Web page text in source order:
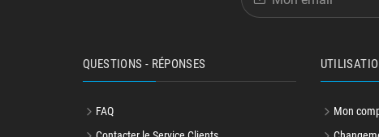
QUESTIONS - RÉPONSES
FAQ
Mon